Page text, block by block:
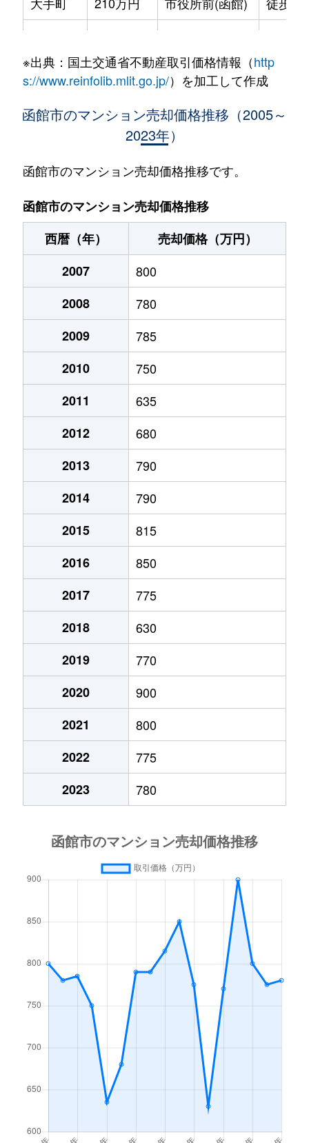
大森町
330万円 松風町
徒歩5
2,400万円 五稜郭
五稜郭町
520万円 五稜郭
末広町
230万円 十字街
末広町
240万円 十字街
千代台町
3,100万円
千代台町
2,400万円
富岡町
1,700万円
富岡町
590万円
1,700万円
深堀町
1,400万円
深堀町
480万円
船見町
2,000万円
弁天町
780万円
1,200万円
750万円
430万円
宮前町
170万円
宮前町
180万円
2,200万円
梁川町
2,200万円
梁川町
2,300万円
五稜郭公園前
3,500万円 函館
湯川町
函館
湯川町
函館
1,700万円 湯の川
530万円 湯の川
520万円 湯の川
湯川町
1,300万円
湯川町
790万円 湯の川 徒歩6
※出典：国土交通省不動産取引価格情報（http
s://www.reinfolib.mlit.go.jp/）を加工して作成
函館市のマンション売却価格推移（2005～
2023年）
函館市のマンション売却価格推移です。
函館市のマンション売却価格推移
西暦（年）
売却価格（万円）
2007
800
2008
780
2009
785
2010
750
2011
635
2012
680
2013
790
2014
790
2015
815
2016
850
2017
775
2018
630
2019
770
2020
900
2021
800
2022
775
2023
780